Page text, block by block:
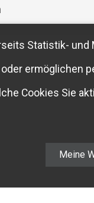
Statistik- und
ermöglichen
Cookies Sie
Meine